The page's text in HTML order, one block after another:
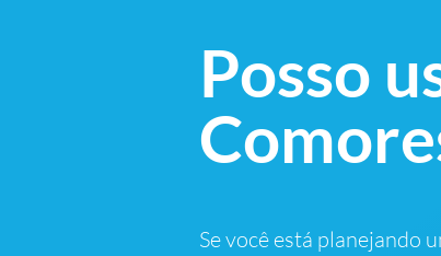
Posso
Se você está planejando